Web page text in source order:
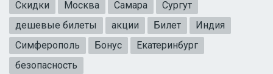
Скидки
Москва Самара
Сургут
дешевые билеты
акции Билет
Индия
Симферополь
Бонус
Екатеринбург
безопасность